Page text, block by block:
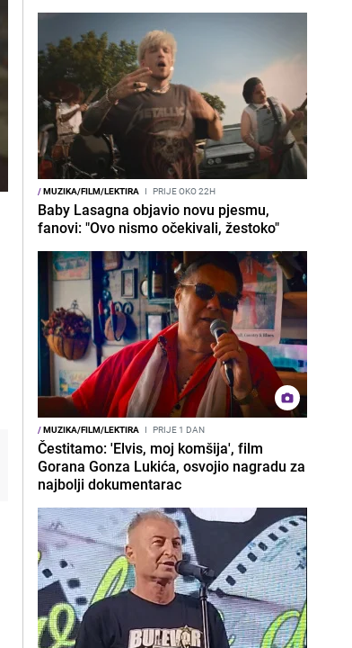
/MUZIKA/FILM/LEKTIRA I PRIJE OKO 22H
Baby Lasagna objavio novu pjesmu,
fanovi: "Ovo nismo očekivali, žestoko"
/MUZIKA/FILM/LEKTIRA I PRIJE 1 DAN
Čestitamo: 'Elvis, moj komšija', film
Gorana Gonza Lukića, osvojio nagradu za
najbolji dokumentarac